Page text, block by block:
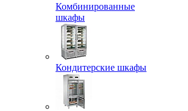
Комбинированные
шкафы
Кондитерские шкафы